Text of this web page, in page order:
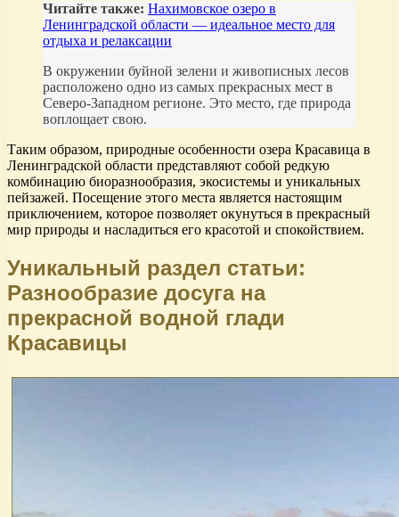
Читайте также: Нахимовское озеро в
Ленинградской области — идеальное место для
отдыха и релаксации
В окружении буйной зелени и живописных лесов
расположено одно из самых прекрасных мест в
Северо-Западном регионе. Это место, где природа
воплощает свою.
Таким образом, природные особенности озера Красавица в
Ленинградской области представляют собой редкую
комбинацию биоразнообразия, экосистемы и уникальных
пейзажей. Посещение этого места является настоящим
приключением, которое позволяет окунуться в прекрасный
мир природы и насладиться его красотой и спокойствием.
Уникальный раздел статьи:
Разнообразие досуга на
прекрасной водной глади
Красавицы